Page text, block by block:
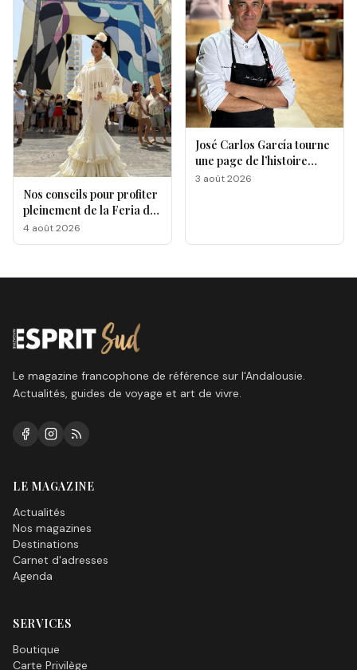
Nos conseils pour profiter
pleinement de la Feria de
Málaga 2026
4 août 2026
José Carlos García tourne
une page de l’histoire
gastronomique de Malaga
3 août 2026
Le magazine francophone de référence sur l'Andalousie.
Actualités, guides de voyage et art de vivre.
LE MAGAZINE
Actualités
Nos magazines
Destinations
Carnet d'adresses
Agenda
SERVICES
Boutique
Carte Privilège